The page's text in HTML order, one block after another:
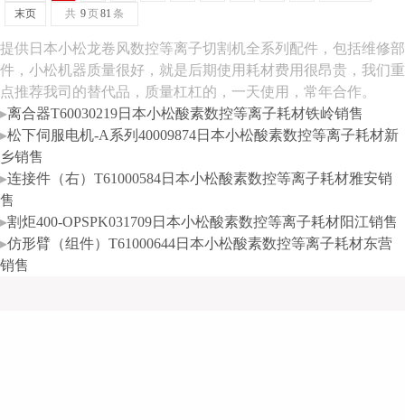
末页
共 9页81 条
提供日本小松龙卷风数控等离子切割机全系列配件，包括维修部
件，小松机器质量很好，就是后期使用耗材费用很昂贵，我们重
点推荐我司的替代品，质量杠杠的，一天使用，常年合作。
▸离合器T60030219日本小松酸素数控等离子耗材铁岭销售
▸松下伺服电机-A系列40009874日本小松酸素数控等离子耗材新
乡销售
▸连接件（右）T61000584日本小松酸素数控等离子耗材雅安销
售
▸割炬400-OPSPK031709日本小松酸素数控等离子耗材阳江销售
▸仿形臂（组件）T61000644日本小松酸素数控等离子耗材东营
销售